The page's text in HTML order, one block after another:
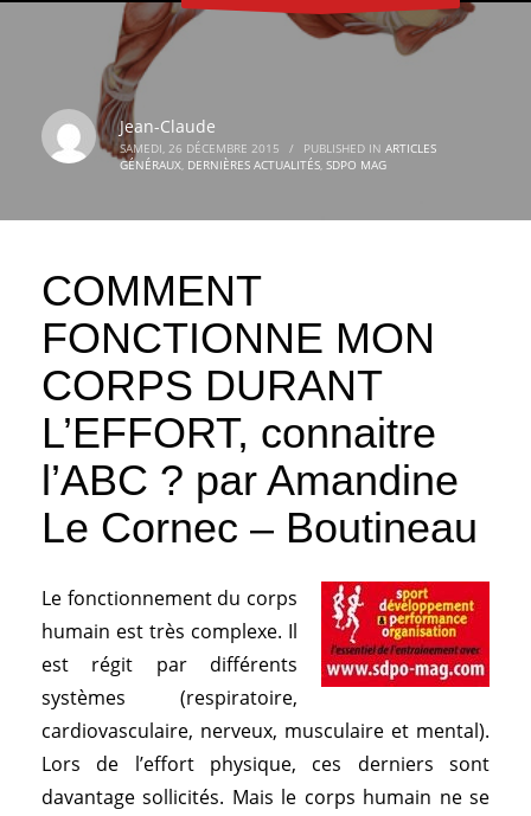
Jean-Claude
SAMEDI, 26 DÉCEMBRE 2015 / PUBLISHED IN ARTICLES
GÉNÉRAUX, DERNIÈRES ACTUALITÉS, SDPO MAG
COMMENT
FONCTIONNE MON
CORPS DURANT
L’EFFORT, connaitre
l’ABC ? par Amandine
Le Cornec – Boutineau
Le fonctionnement du corps
humain est très complexe. Il
est régit par différents
systèmes (respiratoire,
cardiovasculaire, nerveux, musculaire et mental).
Lors de l’effort physique, ces derniers sont
davantage sollicités. Mais le corps humain ne se